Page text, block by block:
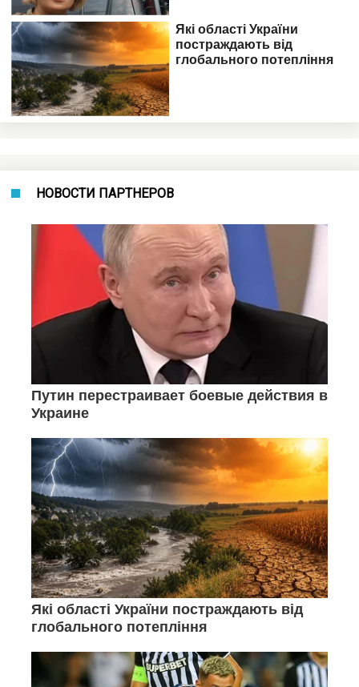
НОВОСТИ ПАРТНЕРОВ